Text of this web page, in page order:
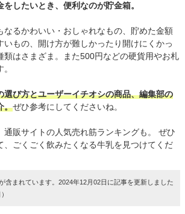
したいとき、便利なのが貯金箱。
なるかわいい・おしゃれなもの、貯めた金額
いもの、開け方が難しかったり開けにくかっ
類はさまざま。また500円などの硬貨用やお札
選び方とユーザーイチオシの商品、編集部の
。ぜひ参考にしてくださいね。
通販サイトの人気売れ筋ランキングも。 ぜひ
、ごくごく飲みたくなる牛乳を見つけてくだ
含まれています。2024年12月02日に記事を更新しました